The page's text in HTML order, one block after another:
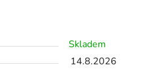
Skladem
14.8.2026